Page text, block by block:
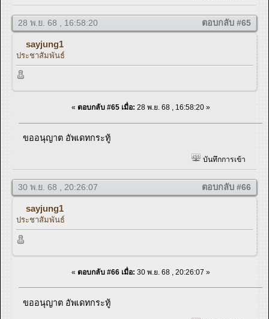
28 พ.ย. 68 , 16:58:20 ตอบกลับ #65
sayjung1
ประชาสัมพันธ์
« ตอบกลับ #65 เมื่อ: 28 พ.ย. 68 , 16:58:20 »
ขออนุญาต อัพเดทกระทู้
บันทึกการเข้า
30 พ.ย. 68 , 20:26:07 ตอบกลับ #66
sayjung1
ประชาสัมพันธ์
« ตอบกลับ #66 เมื่อ: 30 พ.ย. 68 , 20:26:07 »
ขออนุญาต อัพเดทกระทู้